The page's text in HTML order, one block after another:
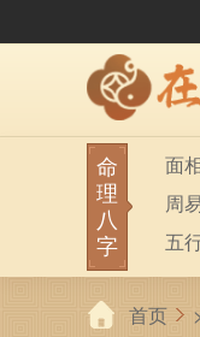
命
理
八
字
面
周
五
生
前
首页 >